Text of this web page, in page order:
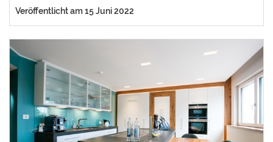
Veröffentlicht am 15 Juni 2022